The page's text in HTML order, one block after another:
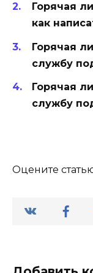
Горячая
как
Горячая
службу
Горячая
службу
Оцените